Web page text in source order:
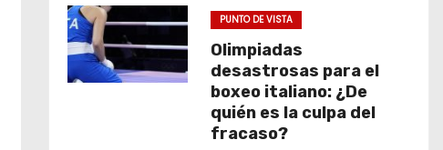
PUNTO DE VISTA
Olimpiadas
desastrosas para el
boxeo italiano: ¿De
quién es la culpa del
fracaso?